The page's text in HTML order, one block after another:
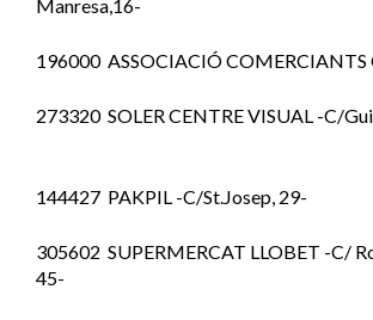
Manresa,16-
196000 ASSOCIACIÓ
273320 SOLER CENTRE VISUAL -
144427 PAKPIL -C/
305602 SUPERMERCAT LLOBET -C/
45-